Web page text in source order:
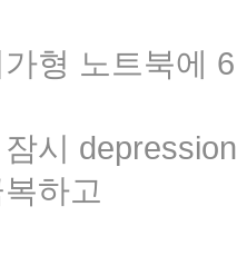
형 노트북에
시
하고